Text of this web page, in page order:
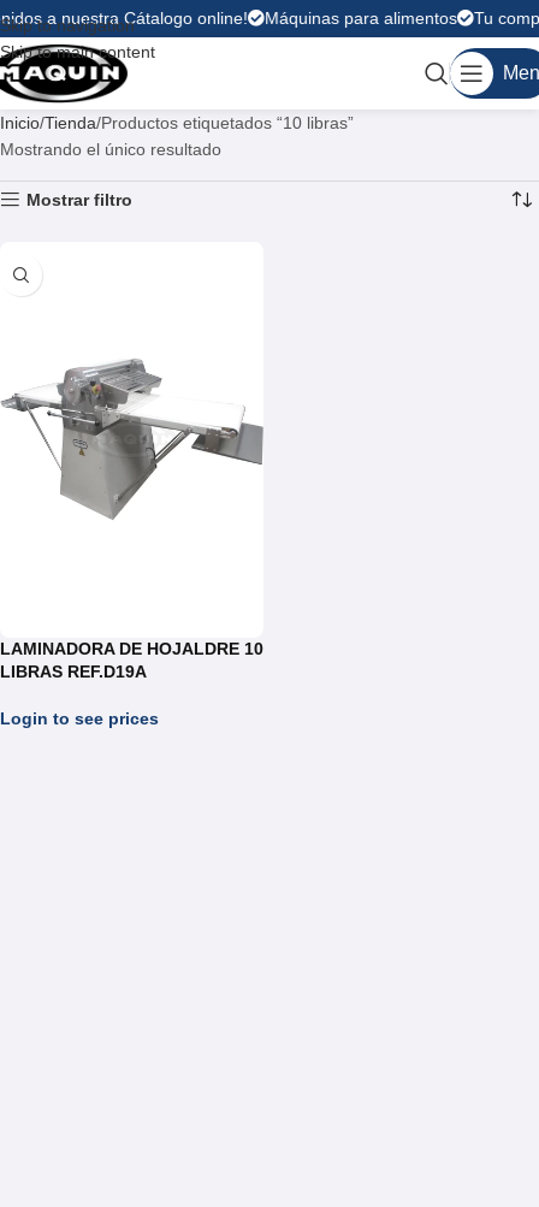
Skip to navigation
Skip to main content
a nuestra Cátalogo online! Máquinas para alimentos Tu
Inicio Tienda Productos etiquetados “10 libras”
Mostrando el único resultado
Mostrar filtro
LAMINADORA DE HOJALDRE 10
LIBRAS REF.D19A
Login to see prices